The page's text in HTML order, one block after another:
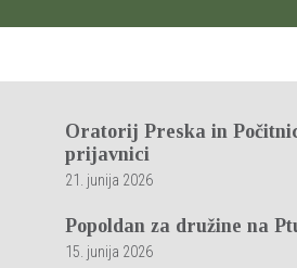
Oratorij Preska in
prijavnici
21. junija 2026
Popoldan za družine na
15. junija 2026